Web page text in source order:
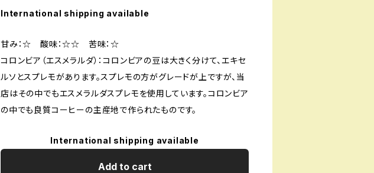
International shipping available
甘み：☆ 酸味：☆☆ 苦味：☆
コロンビア（エスメラルダ）：コロンビアの豆は大きく分けて、エキセ
ルソとスプレモがあります。スプレモの方がグレードが上ですが、当
店はその中でもエスメラルダスプレモを使用しています。コロンビア
の中でも良質コーヒーの主産地で作られたものです。
International shipping available
Add to cart